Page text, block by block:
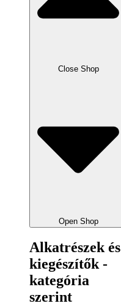
Close Shop
Open Shop
Alkatrészek és
kiegészítők -
kategória
szerint